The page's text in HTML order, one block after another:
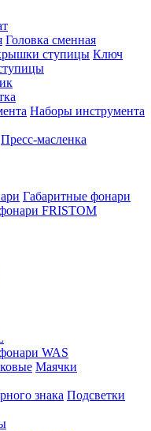
Головка сменная
Ключ
Наборы инструмента
Пресс-масленка
Габаритные фонари
FRISTOM
WAS
Маячки
Подсветки